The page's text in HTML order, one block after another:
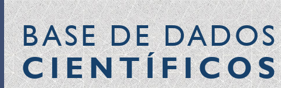
BASE DE DADOS
CIENTÍFICOS